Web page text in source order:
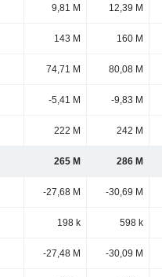
9,81 M 12,39 M
143 M 160 M
74,71 M 80,08 M
-5,41 M -9,83 M
222 M 242 M
265 M 286 M
-27,68 M -30,69 M
198 k 598 k
-27,48 M -30,09 M